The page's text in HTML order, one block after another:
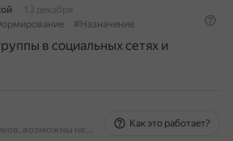
13 декабря
#Назначение
в социальных сетях и
На основе источников, возможны неточности
Как это работает?